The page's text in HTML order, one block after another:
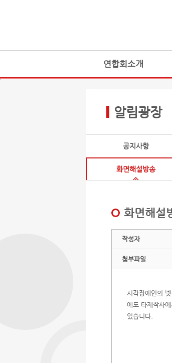
연합회소개
알림광장
공지사항
화면해설방송
화면해설
작성자
첨부파일
시각장애인의
에도 타제작사
있습니다.